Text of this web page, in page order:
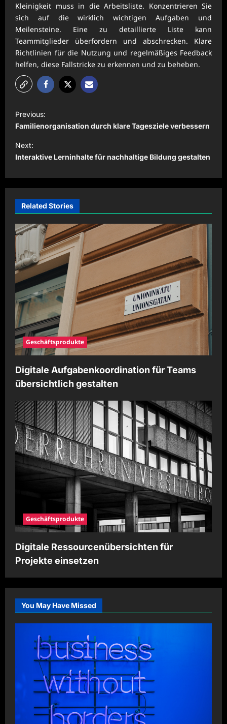
Kleinigkeit muss in die Arbeitsliste. Konzentrieren Sie
sich auf die wirklich wichtigen Aufgaben und
Meilensteine. Eine zu detaillierte Liste kann
Teammitglieder überfordern und abschrecken. Klare
Richtlinien für die Nutzung und regelmäßiges Feedback
helfen, diese Fallstricke zu erkennen und zu beheben.
P
o
s
t
a
v
g
a
t
i
o
n
Previous:
Familienorganisation durch klare Tagesziele verbessern
Next:
Interaktive Lerninhalte für nachhaltige Bildung gestalten
Related Stories
Geschäftsprodukte
Digitale Aufgabenkoordination für Teams
übersichtlich gestalten
Geschäftsprodukte
Digitale Ressourcenübersichten für
Projekte einsetzen
You May Have Missed